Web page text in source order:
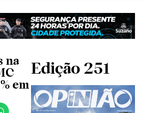
na
em
Edição 251